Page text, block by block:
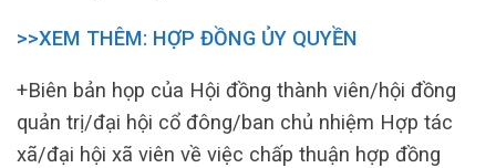
>>XEM THÊM: HỢP ĐỒNG ỦY QUYỀN
+Biên bản họp của Hội đồng thành viên/hội đồng
quản trị/đại hội cổ đông/ban chủ nhiệm Hợp tác
xã/đại hội xã viên về việc chấp thuận hợp đồng